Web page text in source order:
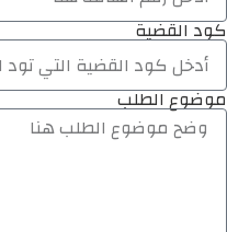
كود القضية
موضوع الطلب